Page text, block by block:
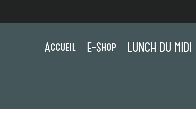
Accueil E-Shop LUNCH DU MIDI